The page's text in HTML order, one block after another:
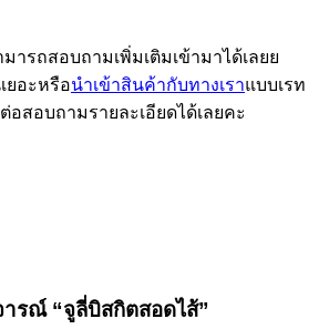
ารถสอบถามเพิ่มเติมเข้ามาได้เลยย
ยอะหรือนำเข้าสินค้ากับทางเราแบบเรท
สอบถามรายละเอียดได้เลยคะ
รณ์ “จูลี่บิสกิตสอดไส้”